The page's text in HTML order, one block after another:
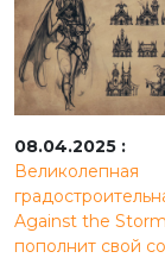
08.04.2025 :
Великолепная
Against the Storm
пополнит свой